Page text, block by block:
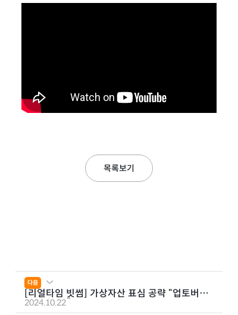
목록보기
다음
[리얼타임 빗썸] 가상자산 표심 공략 “업토버에
기대감 UP”
2024.10.22